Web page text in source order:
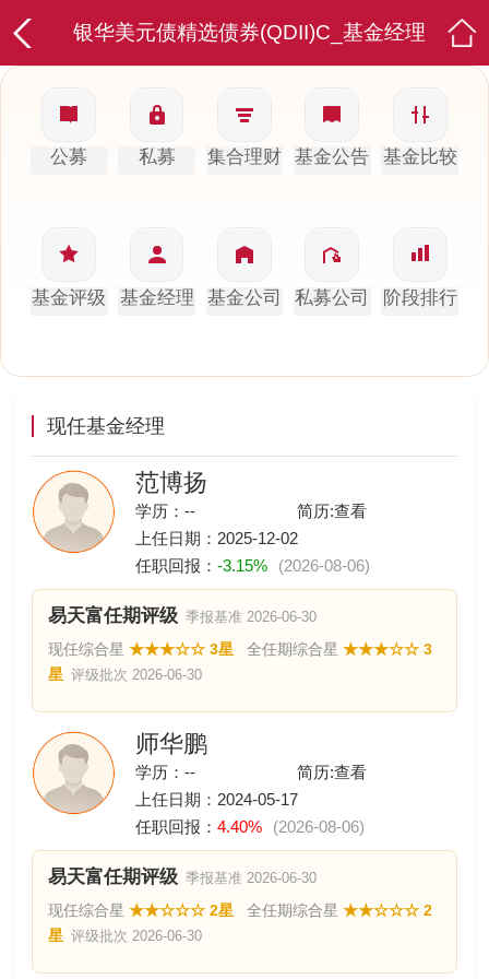
银华美元债精选债券(QDII)C_基金经理
公募 私募 集合理财 基金公告 基金比较
基金评级 基金经理 基金公司 私募公司 阶段排行
现任基金经理
范博扬
学历：-- 简历:查看
上任日期：2025-12-02
任职回报：-3.15% (2026-08-06)
易天富任期评级 季报基准 2026-06-30
现任综合星 ★★★☆☆ 3星 全任期综合星 ★★★☆☆ 3
星 评级批次 2026-06-30
师华鹏
学历：-- 简历:查看
上任日期：2024-05-17
任职回报：4.40% (2026-08-06)
易天富任期评级 季报基准 2026-06-30
现任综合星 ★★☆☆☆ 2星 全任期综合星 ★★☆☆☆ 2
星 评级批次 2026-06-30